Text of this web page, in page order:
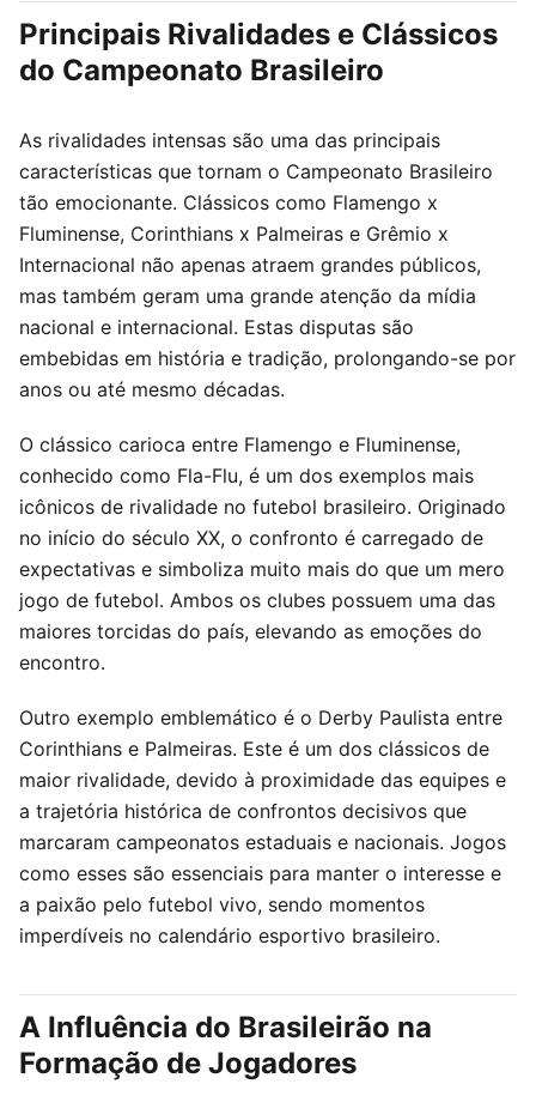
Principais Rivalidades e Clássicos
do Campeonato Brasileiro
As rivalidades intensas são uma das principais
características que tornam o Campeonato Brasileiro
tão emocionante. Clássicos como Flamengo x
Fluminense, Corinthians x Palmeiras e Grêmio x
Internacional não apenas atraem grandes públicos,
mas também geram uma grande atenção da mídia
nacional e internacional. Estas disputas são
embebidas em história e tradição, prolongando-se por
anos ou até mesmo décadas.
O clássico carioca entre Flamengo e Fluminense,
conhecido como Fla-Flu, é um dos exemplos mais
icônicos de rivalidade no futebol brasileiro. Originado
no início do século XX, o confronto é carregado de
expectativas e simboliza muito mais do que um mero
jogo de futebol. Ambos os clubes possuem uma das
maiores torcidas do país, elevando as emoções do
encontro.
Outro exemplo emblemático é o Derby Paulista entre
Corinthians e Palmeiras. Este é um dos clássicos de
maior rivalidade, devido à proximidade das equipes e
a trajetória histórica de confrontos decisivos que
marcaram campeonatos estaduais e nacionais. Jogos
como esses são essenciais para manter o interesse e
a paixão pelo futebol vivo, sendo momentos
imperdíveis no calendário esportivo brasileiro.
A Influência do Brasileirão na
Formação de Jogadores